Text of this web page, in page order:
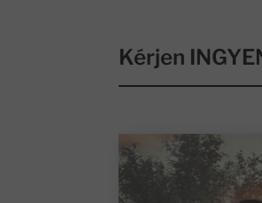
Kérjen